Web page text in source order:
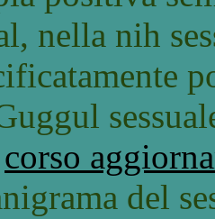
nella nih
corso
del